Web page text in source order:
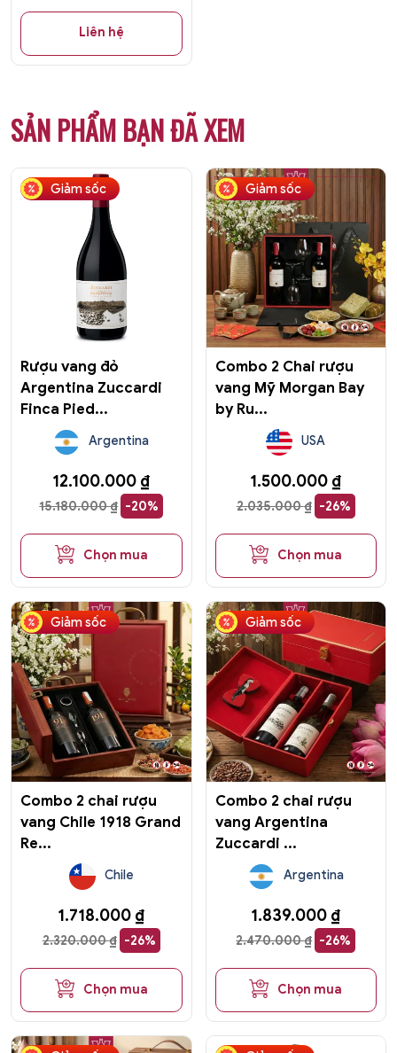
Liên hệ
SẢN PHẨM BẠN ĐÃ XEM
Giảm sốc
Rượu vang đỏ
Argentina Zuccardi
Finca Pied...
Argentina
15.180.000₫ -20%
12.100.000 ₫
Chọn mua
Giảm sốc
Combo 2 Chai rượu
vang Mỹ Morgan Bay
by Ru...
USA
2.035.000₫ -26%
1.500.000 ₫
Chọn mua
Giảm sốc
Combo 2 chai rượu
vang Chile 1918 Grand
Re...
Chile
2.320.000₫ -26%
1.718.000 ₫
Chọn mua
Giảm sốc
Combo 2 chai rượu
vang Argentina
Zuccardi ...
Argentina
2.470.000₫ -26%
1.839.000 ₫
Chọn mua